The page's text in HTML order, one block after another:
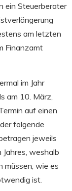
ein Steuerberater
am letzten
Finanzamt
im Jahr
am 10. März,
auf einen
folgende
jeweils
weshalb
müssen, wie es
ist.